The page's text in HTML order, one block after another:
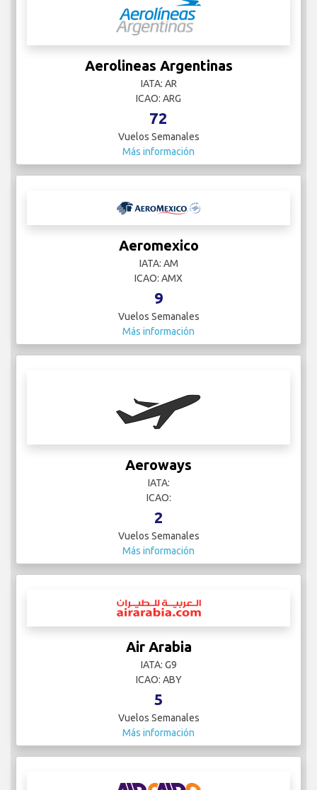
Aerolineas Argentinas
IATA: AR
ICAO: ARG
72
Vuelos Semanales
Más información
Aeromexico
IATA: AM
ICAO: AMX
9
Vuelos Semanales
Más información
Aeroways
IATA:
ICAO:
2
Vuelos Semanales
Más información
Air Arabia
IATA: G9
ICAO: ABY
5
Vuelos Semanales
Más información